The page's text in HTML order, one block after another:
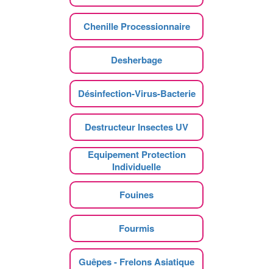
Chenille Processionnaire
Desherbage
Désinfection-Virus-Bacterie
Destructeur Insectes UV
Equipement Protection
Individuelle
Fouines
Fourmis
Guêpes - Frelons Asiatique